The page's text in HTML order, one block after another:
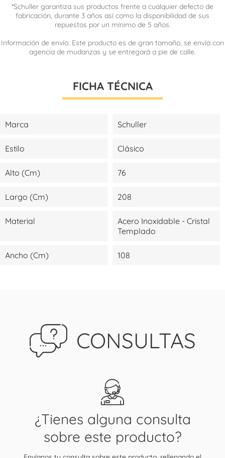
*Schuller garantiza sus productos frente a cualquier defecto de
fabricación, durante 3 años así como la disponibilidad de sus
repuestos por un mínimo de 5 años.
Información de envío: Este producto es de gran tamaño, se envía con
agencia de mudanzas y se entregará a pie de calle.
FICHA TÉCNICA
Marca Schuller
Estilo Clásico
Alto (cm) 76
Largo (cm) 208
Material
Acero Inoxidable - Cristal
Templado
Ancho (cm) 108
CONSULTAS
¿Tienes alguna consulta
sobre este producto?